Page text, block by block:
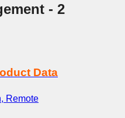
- 2
Data
Remote